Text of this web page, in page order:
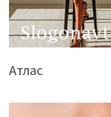
Атлас